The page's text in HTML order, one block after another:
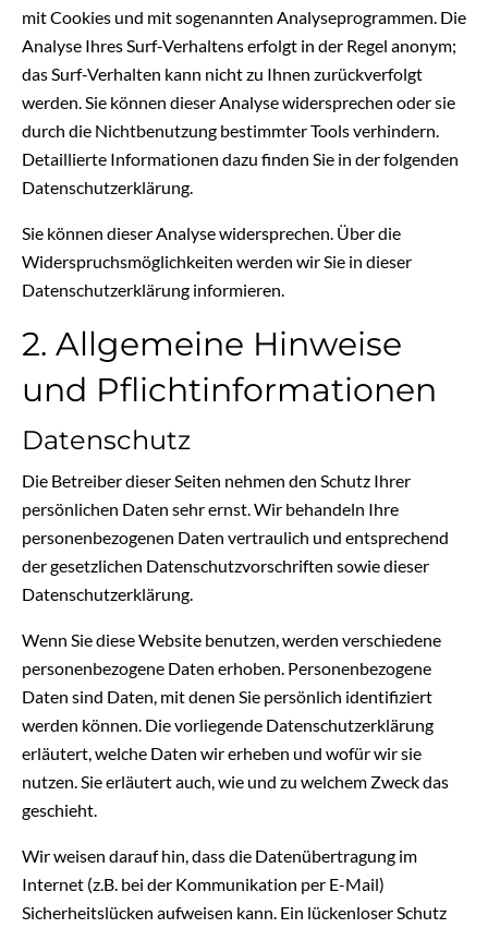
mit Cookies und mit sogenannten Analyseprogrammen. Die
Analyse Ihres Surf-Verhaltens erfolgt in der Regel anonym;
das Surf-Verhalten kann nicht zu Ihnen zurückverfolgt
werden. Sie können dieser Analyse widersprechen oder sie
durch die Nichtbenutzung bestimmter Tools verhindern.
Detaillierte Informationen dazu finden Sie in der folgenden
Datenschutzerklärung.
Sie können dieser Analyse widersprechen. Über die
Widerspruchsmöglichkeiten werden wir Sie in dieser
Datenschutzerklärung informieren.
2. Allgemeine Hinweise
und Pflichtinformationen
Datenschutz
Die Betreiber dieser Seiten nehmen den Schutz Ihrer
persönlichen Daten sehr ernst. Wir behandeln Ihre
personenbezogenen Daten vertraulich und entsprechend
der gesetzlichen Datenschutzvorschriften sowie dieser
Datenschutzerklärung.
Wenn Sie diese Website benutzen, werden verschiedene
personenbezogene Daten erhoben. Personenbezogene
Daten sind Daten, mit denen Sie persönlich identifiziert
werden können. Die vorliegende Datenschutzerklärung
erläutert, welche Daten wir erheben und wofür wir sie
nutzen. Sie erläutert auch, wie und zu welchem Zweck das
geschieht.
Wir weisen darauf hin, dass die Datenübertragung im
Internet (z.B. bei der Kommunikation per E-Mail)
Sicherheitslücken aufweisen kann. Ein lückenloser Schutz